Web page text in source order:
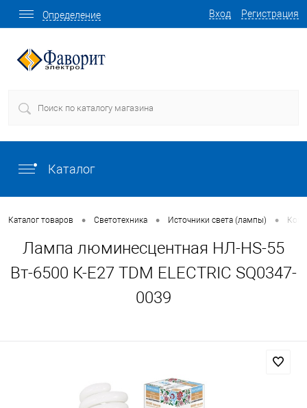
Вход Регистрация
Определение
Каталог
Каталог товаров • Светотехника • Источники света (лампы) •
Лампа люминесцентная НЛ-HS-55
Вт-6500 К-Е27 TDM ELECTRIC SQ0347-
0039